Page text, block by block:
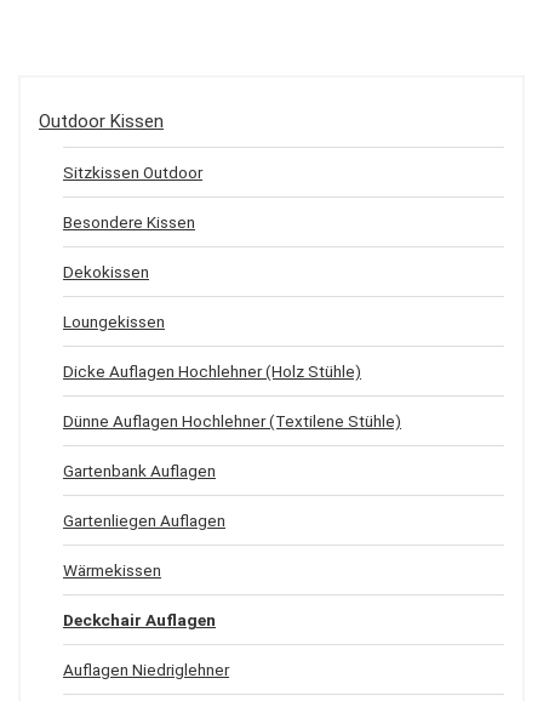
Outdoor Kissen
Sitzkissen Outdoor
Besondere Kissen
Dekokissen
Loungekissen
Dicke Auflagen Hochlehner (Holz Stühle)
Dünne Auflagen Hochlehner (Textilene Stühle)
Gartenbank Auflagen
Gartenliegen Auflagen
Wärmekissen
Deckchair Auflagen
Auflagen Niedriglehner